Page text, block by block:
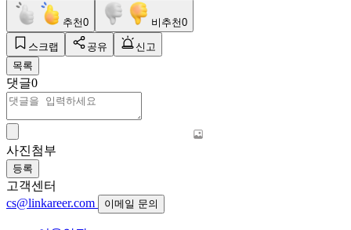
추천0 비추천0
스크랩 공유
신고
목록
댓글0
사진첨부
등록
고객센터
cs@linkareer.com
이메일 문의